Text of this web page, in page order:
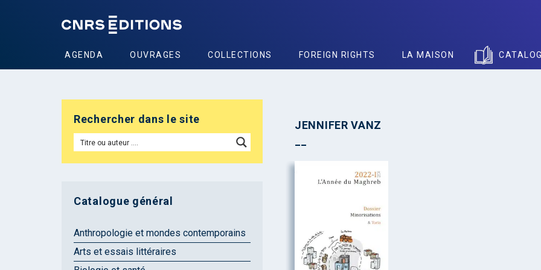
AGENDA OUVRAGES COLLECTIONS FOREIGN RIGHTS LA MAISON
JENNIFER VANZ
Rechercher dans le site
Catalogue général
Anthropologie et mondes contemporains
Arts et essais littéraires